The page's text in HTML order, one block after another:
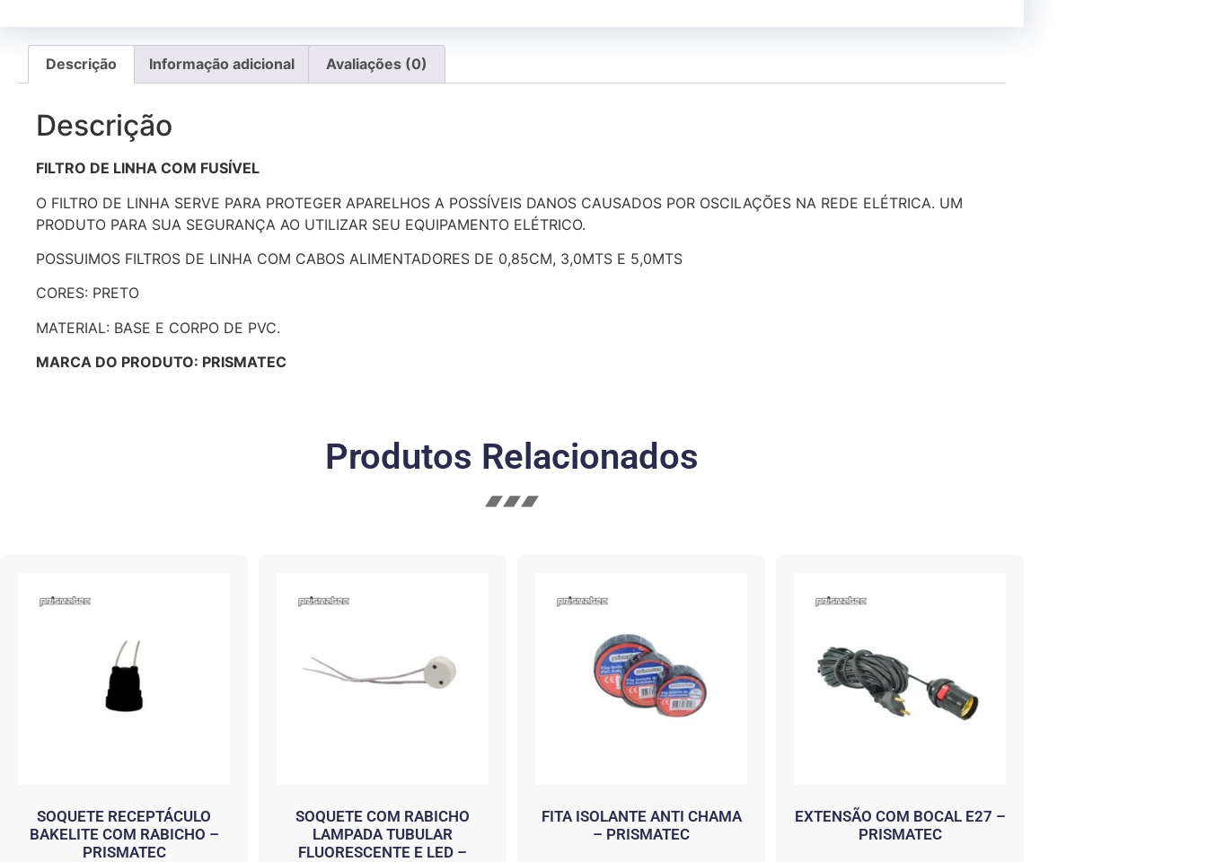
Descrição Informação adicional Avaliações (0)
Descrição
FILTRO DE LINHA COM FUSÍVEL
O FILTRO DE LINHA SERVE PARA PROTEGER APARELHOS A POSSÍVEIS DANOS CAUSADOS POR OSCILAÇÕES NA REDE ELÉTRICA. UM
PRODUTO PARA SUA SEGURANÇA AO UTILIZAR SEU EQUIPAMENTO ELÉTRICO.
POSSUIMOS FILTROS DE LINHA COM CABOS ALIMENTADORES DE 0,85CM, 3,0MTS E 5,0MTS
CORES: PRETO
MATERIAL: BASE E CORPO DE PVC.
MARCA DO PRODUTO: PRISMATEC
Produtos Relacionados
SOQUETE RECEPTÁCULO
BAKELITE COM RABICHO –
PRISMATEC
SOQUETE COM RABICHO
LAMPADA TUBULAR
FLUORESCENTE E LED –
FITA ISOLANTE ANTI CHAMA
– PRISMATEC
EXTENSÃO COM BOCAL E27 –
PRISMATEC